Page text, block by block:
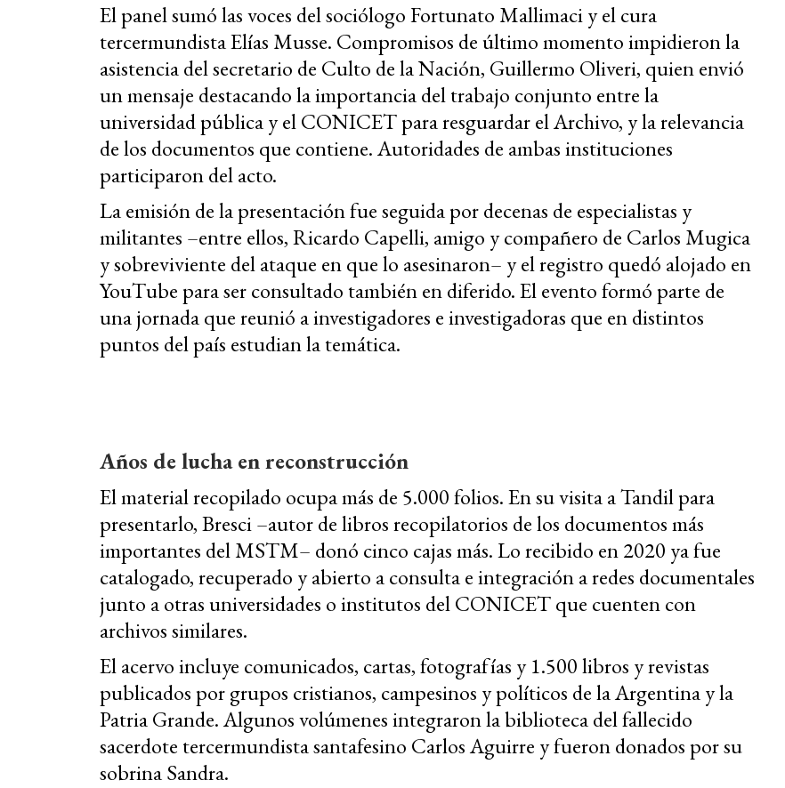
El panel sumó las voces del sociólogo Fortunato Mallimaci y el cura
tercermundista Elías Musse. Compromisos de último momento impidieron la
asistencia del secretario de Culto de la Nación, Guillermo Oliveri, quien envió
un mensaje destacando la importancia del trabajo conjunto entre la
universidad pública y el CONICET para resguardar el Archivo, y la relevancia
de los documentos que contiene. Autoridades de ambas instituciones
participaron del acto.
La emisión de la presentación fue seguida por decenas de especialistas y
militantes –entre ellos, Ricardo Capelli, amigo y compañero de Carlos Mugica
y sobreviviente del ataque en que lo asesinaron– y el registro quedó alojado en
YouTube para ser consultado también en diferido. El evento formó parte de
una jornada que reunió a investigadores e investigadoras que en distintos
puntos del país estudian la temática.
Años de lucha en reconstrucción
El material recopilado ocupa más de 5.000 folios. En su visita a Tandil para
presentarlo, Bresci –autor de libros recopilatorios de los documentos más
importantes del MSTM– donó cinco cajas más. Lo recibido en 2020 ya fue
catalogado, recuperado y abierto a consulta e integración a redes documentales
junto a otras universidades o institutos del CONICET que cuenten con
archivos similares.
El acervo incluye comunicados, cartas, fotografías y 1.500 libros y revistas
publicados por grupos cristianos, campesinos y políticos de la Argentina y la
Patria Grande. Algunos volúmenes integraron la biblioteca del fallecido
sacerdote tercermundista santafesino Carlos Aguirre y fueron donados por su
sobrina Sandra.